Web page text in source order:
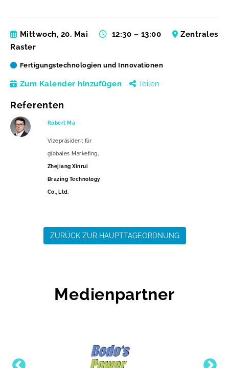
Mittwoch, 20. Mai 12:30 – 13:00
Zentrales
Raster
Fertigungstechnologien und Innovationen
Zum Kalender hinzufügen Teilen
Referenten
Robert Ma
Vizepräsident für
globales Marketing,
Zhejiang Xinrui
Brazing Technology
Co., Ltd.
ZURÜCK ZUR HAUPTTAGEORDNUNG
Medienpartner